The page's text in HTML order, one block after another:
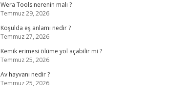
Wera Tools nerenin malı ?
Temmuz 29, 2026
Koşulda eş anlamı nedir ?
Temmuz 27, 2026
Kemik erimesi ölüme yol açabilir mi ?
Temmuz 25, 2026
Av hayvanı nedir ?
Temmuz 25, 2026